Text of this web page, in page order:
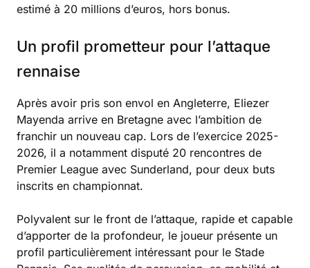
estimé à 20 millions d’euros, hors bonus.
Un profil prometteur pour l’attaque
rennaise
Après avoir pris son envol en Angleterre, Eliezer
Mayenda arrive en Bretagne avec l’ambition de
franchir un nouveau cap. Lors de l’exercice 2025-
2026, il a notamment disputé 20 rencontres de
Premier League avec Sunderland, pour deux buts
inscrits en championnat.
Polyvalent sur le front de l’attaque, rapide et capable
d’apporter de la profondeur, le joueur présente un
profil particulièrement intéressant pour le Stade